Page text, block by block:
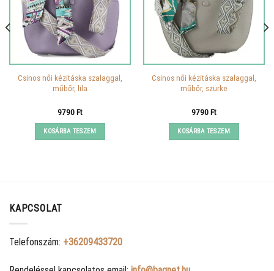
Csinos női kézitáska szalaggal,
műbőr, lila
9790Ft
KOSÁRBA TESZEM
Csinos női kézitáska szalaggal,
műbőr, szürke
9790Ft
KOSÁRBA TESZEM
KAPCSOLAT
Telefonszám: +36209433720